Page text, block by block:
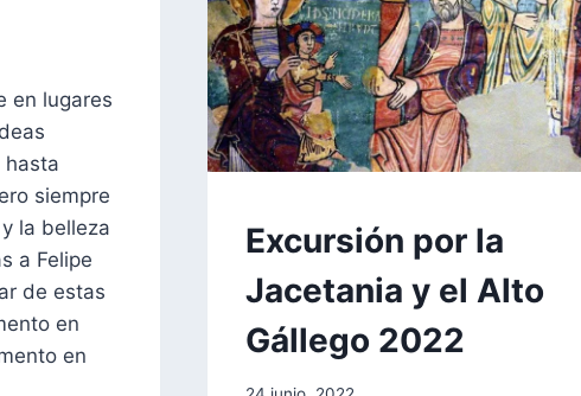
en lugares
hasta
siempre
la belleza
a Felipe
de estas
en
en
EXCURSIONES
|
|
Excursión por la
Jacetania y el Alto
Gállego 2022